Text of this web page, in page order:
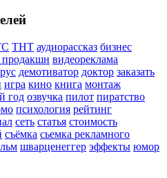
ТНТ аудиорассказ бизнес
продакшн видеореклама
демотиватор доктор заказать
игра кино книга монтаж
год озвучка пилот пиратство
психология рейтинг
сеть статья стоимость
съёмка сьемка рекламного
шварценеггер эффекты юмор